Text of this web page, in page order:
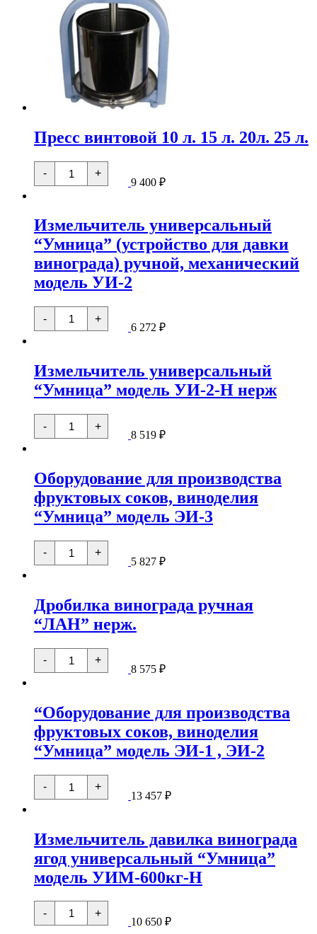
Пресс винтовой 10 л. 15 л. 20л. 25 л.
-
Количество
товара
Пресс
л.
15
л.
20л.
25
л.
+
9 400 ₽
Измельчитель универсальный
“Умница” (устройство для давки
винограда) ручной, механический
модель УИ-2
-
Количество
товара
Измельчитель
(устройство
для
давки
винограда)
ручной,
механический
модель
+
6 272 ₽
Измельчитель универсальный
“Умница” модель УИ-2-Н нерж
-
Количество
товара
Измельчитель
модель
УИ-2-
Н
нерж
+
8 519 ₽
Оборудование для производства
фруктовых соков, виноделия
“Умница” модель ЭИ-3
-
Количество
товара
Оборудование
фруктовых
соков,
виноделия
"Умница"
модель
ЭИ-3
+
5 827 ₽
Дробилка винограда ручная
“ЛАН” нерж.
-
Количество
товара
Дробилка
"ЛАН"
нерж.
+
8 575 ₽
“Оборудование для производства
фруктовых соков, виноделия
“Умница” модель ЭИ-1 , ЭИ-2
-
Количество
товара
"Оборудование
фруктовых
соков,
виноделия
"Умница"
модель
,
ЭИ-2
+
13 457 ₽
Измельчитель давилка винограда
ягод универсальный “Умница”
модель УИМ-600кг-Н
-
Количество
товара
Измельчитель
+
10 650 ₽